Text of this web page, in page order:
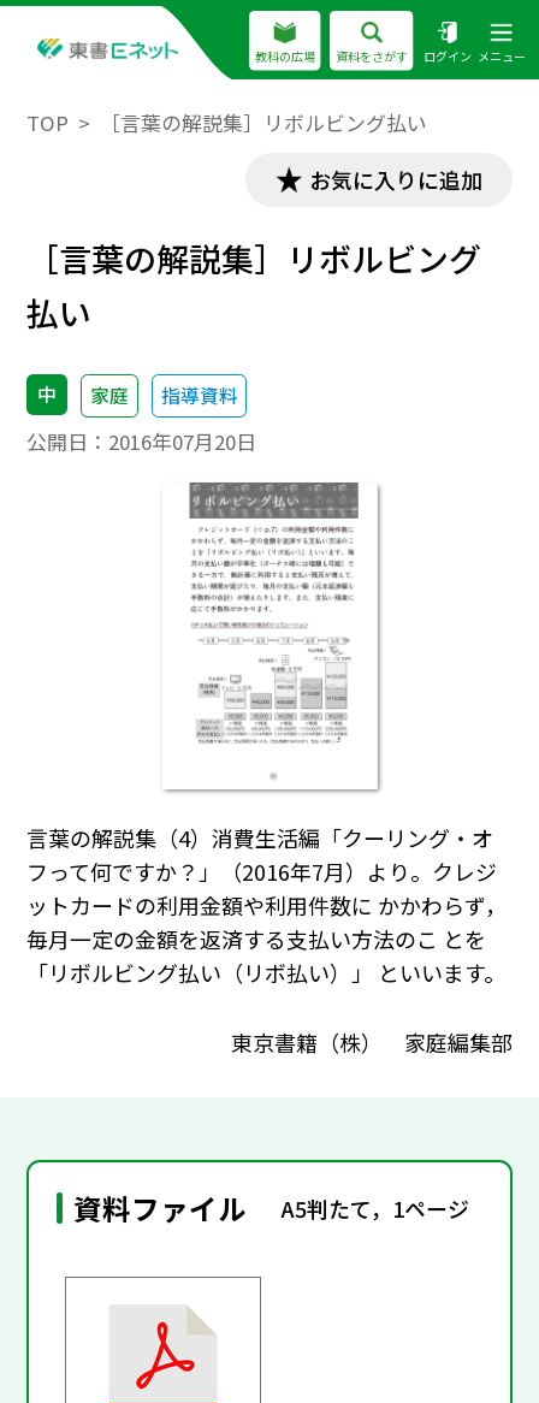
教科の広場 資料をさがす ログイン メニュー
TOP ［言葉の解説集］リボルビング払い
お気に入りに追加
［言葉の解説集］リボルビング
払い
中 家庭 指導資料
公開日： 2016年07月20日
言葉の解説集（4）消費生活編「クーリング・オ
フって何ですか？」（2016年7月）より。クレジ
ットカードの利用金額や利用件数に かかわらず，
毎月一定の金額を返済する支払い方法のこ とを
「リボルビング払い（リボ払い）」 といいます。
東京書籍（株） 家庭編集部
資料ファイル A5判たて，1ページ